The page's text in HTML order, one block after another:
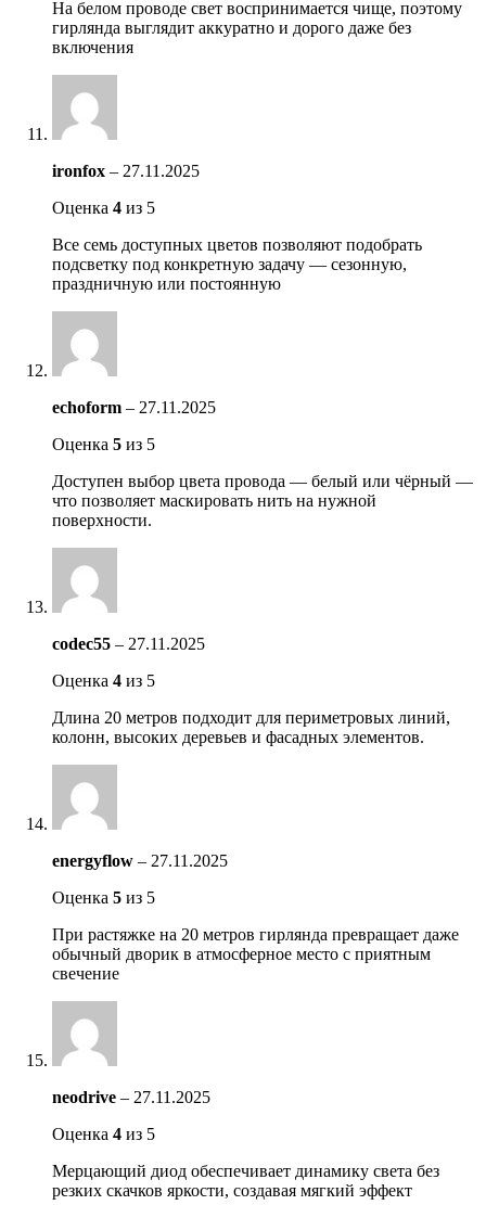
На белом проводе свет воспринимается чище, поэтому
гирлянда выглядит аккуратно и дорого даже без
включения
ironfox – 27.11.2025
Оценка 4 из 5
Все семь доступных цветов позволяют подобрать
подсветку под конкретную задачу — сезонную,
праздничную или постоянную
echoform – 27.11.2025
Оценка 5 из 5
Доступен выбор цвета провода — белый или чёрный —
что позволяет маскировать нить на нужной
поверхности.
codec55 – 27.11.2025
Оценка 4 из 5
Длина 20 метров подходит для периметровых линий,
колонн, высоких деревьев и фасадных элементов.
energyflow – 27.11.2025
Оценка 5 из 5
При растяжке на 20 метров гирлянда превращает даже
обычный дворик в атмосферное место с приятным
свечение
neodrive – 27.11.2025
Оценка 4 из 5
Мерцающий диод обеспечивает динамику света без
резких скачков яркости, создавая мягкий эффект